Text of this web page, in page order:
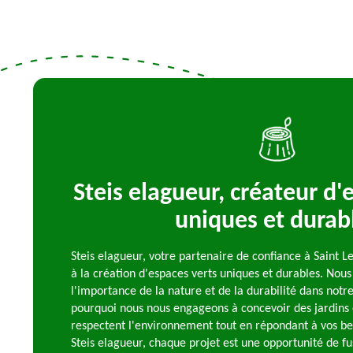
Steis elagueur, créateur
uniques et
Steis elagueur, votre partenaire de confiance à Saint
à la création d'espaces verts uniques et durables.
l'importance de la nature et de la durabilité dans
pourquoi nous nous engageons à concevoir des jardins
respectent l'environnement tout en répondant à vos
Steis elagueur, chaque projet est une opportunité de